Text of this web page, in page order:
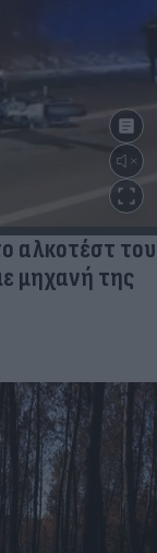
αλκοτέστ του
μηχανή της